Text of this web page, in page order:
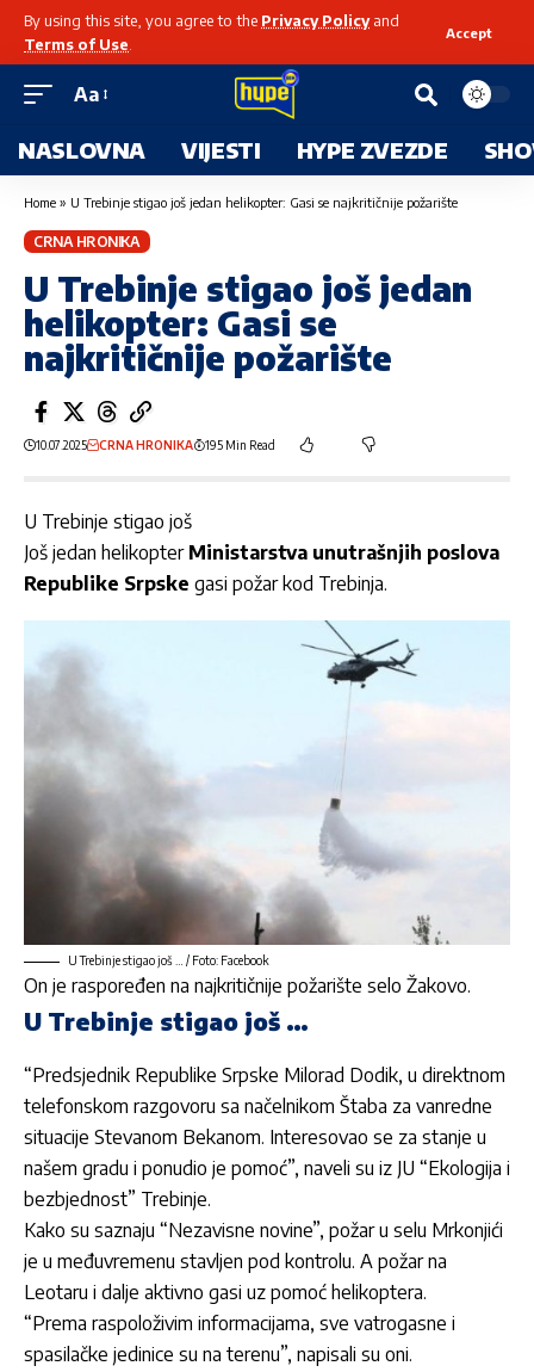
By using this site, you agree to the Privacy Policyand
Terms of Use
Accept
Aa
NASLOVNA VIJESTI HYPE ZVEZDE
Home » U Trebinje stigao još jedan helikopter: Gasi se najkritičnije požarište
CRNA HRONIKA
U Trebinje stigao još jedan
helikopter: Gasi se
najkritičnije požarište
10.07.2025 CRNA HRONIKA 195 Min Read
U Trebinje stigao još
Još jedan helikopter Ministarstva unutrašnjih poslova
Republike Srpske gasi požar kod Trebinja.
U Trebinje stigao još … / Foto: Facebook
On je raspoređen na najkritičnije požarište selo Žakovo.
U Trebinje stigao još …
“Predsjednik Republike Srpske Milorad Dodik, u direktnom
telefonskom razgovoru sa načelnikom Štaba za vanredne
situacije Stevanom Bekanom. Interesovao se za stanje u
našem gradu i ponudio je pomoć”, naveli su iz JU “Ekologija i
bezbjednost” Trebinje.
Kako su saznaju “Nezavisne novine”, požar u selu Mrkonjići
je u međuvremenu stavljen pod kontrolu. A požar na
Leotaru i dalje aktivno gasi uz pomoć helikoptera.
“Prema raspoloživim informacijama, sve vatrogasne i
spasilačke jedinice su na terenu”, napisali su oni.